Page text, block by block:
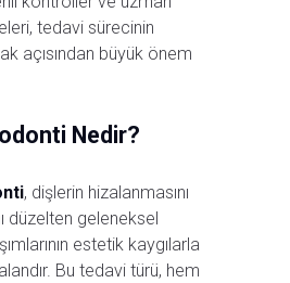
tedavi sürecinin
açısından büyük önem
Nedir?
, dişlerin hizalanmasını
düzelten geleneksel
estetik kaygılarla
Bu tedavi türü, hem